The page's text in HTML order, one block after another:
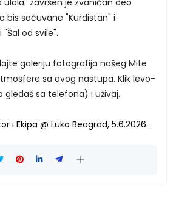
bis sačuvane "Kurdistan" i
od svile".
galeriju fotografija našeg Mite
sa ovog nastupa. Klik levo-
gledaš sa telefona) i uživaj.